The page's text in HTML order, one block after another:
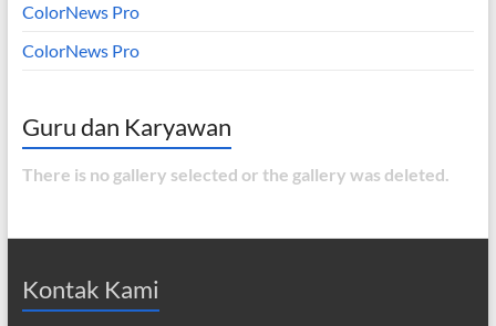
ColorNews Pro
ColorNews Pro
Guru dan Karyawan
There is no gallery selected or the gallery was deleted.
Kontak Kami